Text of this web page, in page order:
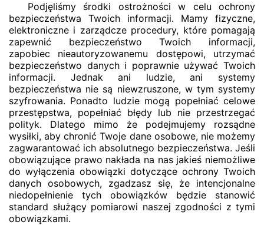
Podjęliśmy środki ostrożności w celu ochrony
bezpieczeństwa Twoich informacji. Mamy fizyczne,
elektroniczne i zarządcze procedury, które pomagają
zapewnić bezpieczeństwo Twoich informacji,
zapobiec nieautoryzowanemu dostępowi, utrzymać
bezpieczeństwo danych i poprawnie używać Twoich
informacji. Jednak ani ludzie, ani systemy
bezpieczeństwa nie są niewzruszone, w tym systemy
szyfrowania. Ponadto ludzie mogą popełniać celowe
przestępstwa, popełniać błędy lub nie przestrzegać
polityk. Dlatego mimo że podejmujemy rozsądne
wysiłki, aby chronić Twoje dane osobowe, nie możemy
zagwarantować ich absolutnego bezpieczeństwa. Jeśli
obowiązujące prawo nakłada na nas jakieś niemożliwe
do wyłączenia obowiązki dotyczące ochrony Twoich
danych osobowych, zgadzasz się, że intencjonalne
niedopełnienie tych obowiązków będzie stanowić
standard służący pomiarowi naszej zgodności z tymi
obowiązkami.